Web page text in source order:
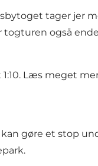
tager jer
også
Læs meget
gøre et stop